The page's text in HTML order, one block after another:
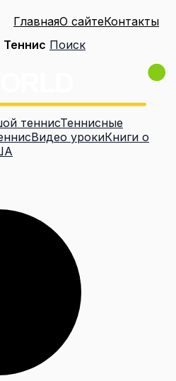
ГлавнаяО сайтеКонтакты
Теннис Поиск
теннисТеннисные
Видео урокиКниги о